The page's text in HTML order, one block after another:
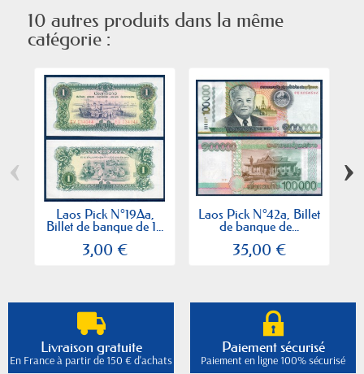
10 autres produits dans la même
catégorie :
Laos Pick N°19Aa,
Billet de banque de 1...
3,00 €
Laos Pick N°42a, Billet
de banque de...
35,00 €
‹ ›
Livraison gratuite
En France à partir de 150 € d'achats
Paiement sécurisé
Paiement en ligne 100% sécurisé